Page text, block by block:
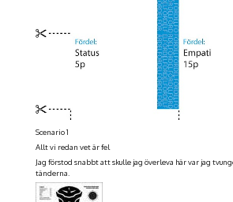
Scenario 1
Allt vi redan vet är fel
Jag förstod snabbt att skulle jag överleva här var jag
tänderna.